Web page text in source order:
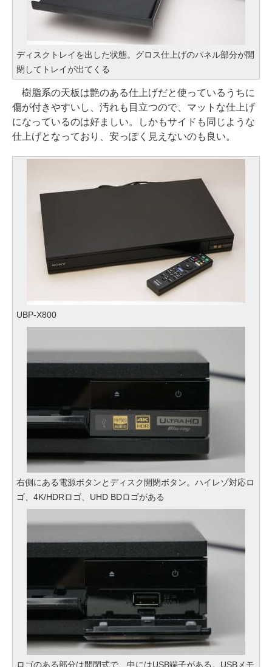
ディスクトレイを出した状態。グロス仕上げのパネル部分が開
閉してトレイが出てくる
樹脂系の天板は艶のある仕上げだと使っているうちに
傷が付きやすいし、汚れも目立つので、マットな仕上げ
になっているのは好ましい。しかもサイドも同じような
仕上げとなっており、安っぽく見えないのも良い。
UBP-X800
右側にある電源ボタンとディスク開閉ボタン。ハイレゾ対応ロ
ゴ、4K/HDRロゴ、UHD BDロゴがある
ロゴのある部分は開閉式で、中にはUSB端子がある。USBメモ